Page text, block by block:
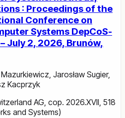
: Proceedings of the
Conference on
Systems DepCoS-
July 2, 2026, Brunów,
, Jarosław Sugier,
Kacprzyk
AG, cop. 2026.XVII, 518
and Systems)